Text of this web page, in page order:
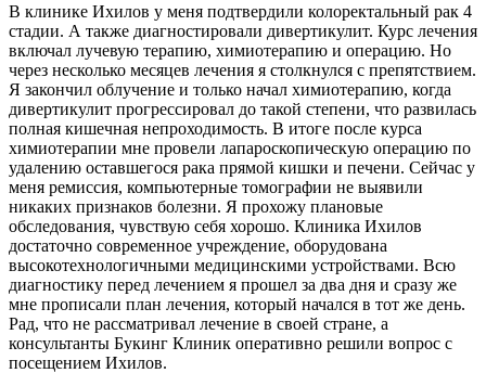
В клинике Ихилов у меня подтвердили колоректальный рак 4
стадии. А также диагностировали дивертикулит. Курс лечения
включал лучевую терапию, химиотерапию и операцию. Но
через несколько месяцев лечения я столкнулся с препятствием.
Я закончил облучение и только начал химиотерапию, когда
дивертикулит прогрессировал до такой степени, что развилась
полная кишечная непроходимость. В итоге после курса
химиотерапии мне провели лапароскопическую операцию по
удалению оставшегося рака прямой кишки и печени. Сейчас у
меня ремиссия, компьютерные томографии не выявили
никаких признаков болезни. Я прохожу плановые
обследования, чувствую себя хорошо. Клиника Ихилов
достаточно современное учреждение, оборудована
высокотехнологичными медицинскими устройствами. Всю
диагностику перед лечением я прошел за два дня и сразу же
мне прописали план лечения, который начался в тот же день.
Рад, что не рассматривал лечение в своей стране, а
консультанты Букинг Клиник оперативно решили вопрос с
посещением Ихилов.